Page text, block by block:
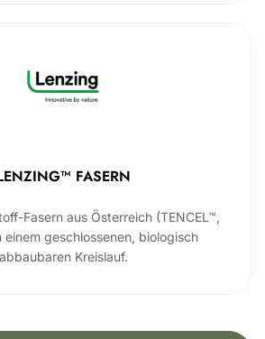
FASERN
Fasern aus Österreich (TENCEL™,
einem geschlossenen, biologisch
abbaubaren Kreislauf.